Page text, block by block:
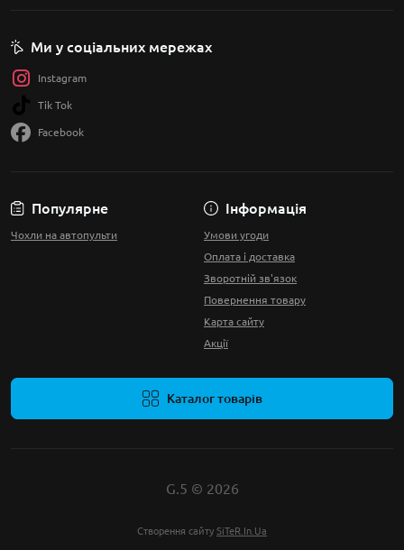
Популярне
Чохли на автопульти
Інформація
Умови угоди
Оплата і доставка
Зворотній зв'язок
Повернення товару
Карта сайту
Акції
Каталог товарів
Ми у соціальних мережах
Instagram
Tik Tok
Facebook
G.5 © 2026
Створення сайту SiTeR.In.Ua